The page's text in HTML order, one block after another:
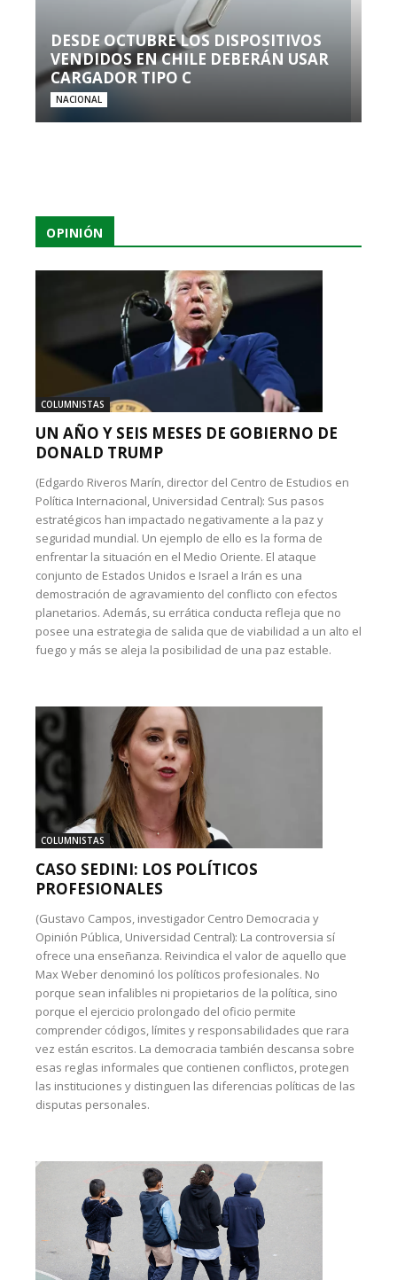
DESDE OCTUBRE LOS DISPOSITIVOS
VENDIDOS EN CHILE DEBERÁN USAR
CARGADOR TIPO C
NACIONAL
OPINIÓN
COLUMNISTAS
UN AÑO Y SEIS MESES DE GOBIERNO DE
DONALD TRUMP
(Edgardo Riveros Marín, director del Centro de Estudios en
Política Internacional, Universidad Central): Sus pasos
estratégicos han impactado negativamente a la paz y
seguridad mundial. Un ejemplo de ello es la forma de
enfrentar la situación en el Medio Oriente. El ataque
conjunto de Estados Unidos e Israel a Irán es una
demostración de agravamiento del conflicto con efectos
planetarios. Además, su errática conducta refleja que no
posee una estrategia de salida que de viabilidad a un alto el
fuego y más se aleja la posibilidad de una paz estable.
COLUMNISTAS
CASO SEDINI: LOS POLÍTICOS
PROFESIONALES
(Gustavo Campos, investigador Centro Democracia y
Opinión Pública, Universidad Central): La controversia sí
ofrece una enseñanza. Reivindica el valor de aquello que
Max Weber denominó los políticos profesionales. No
porque sean infalibles ni propietarios de la política, sino
porque el ejercicio prolongado del oficio permite
comprender códigos, límites y responsabilidades que rara
vez están escritos. La democracia también descansa sobre
esas reglas informales que contienen conflictos, protegen
las instituciones y distinguen las diferencias políticas de las
disputas personales.